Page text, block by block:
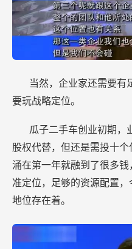
当然，企业家还需要有
要玩战略定位。
瓜子二手车创业初期，
股权代替，但还是需投十
涌在第一年就融到了很多
准定位，足够的资源配置
地位存在着。